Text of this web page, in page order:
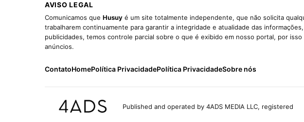
AVISO LEGAL
Comunicamos que Husuy é um site totalmente independente, que não solicita
trabalharem continuamente para garantir a integridade e atualidade das
publicidades, temos controle parcial sobre o que é exibido em nosso portal, por
anúncios.
ContatoHomePolítica PrivacidadePolítica PrivacidadeSobre nós
Published and operated by 4ADS MEDIA LLC, registered